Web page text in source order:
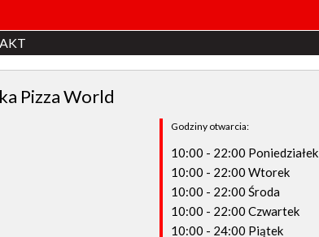
Pizza World
Godziny otwarcia:
10:00 - 22:00 Poniedziałek
10:00 - 22:00 Wtorek
10:00 - 22:00 Środa
10:00 - 22:00 Czwartek
10:00 - 24:00 Piątek